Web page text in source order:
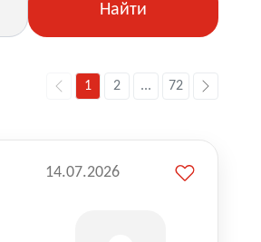
Найти
1 2 ... 72
14.07.2026